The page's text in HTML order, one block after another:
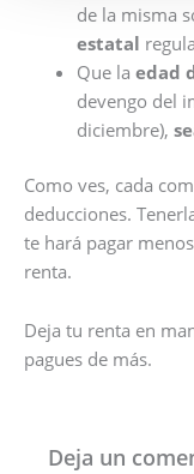
de la misma
estatal
Que la edad
devengo del
diciembre),
Como ves, cada
deducciones.
te hará pagar
renta.
Deja tu renta en
pagues de más.
Deja un